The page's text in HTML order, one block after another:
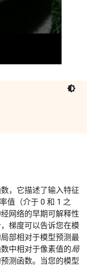
，它描述了输入特征
值（介于 0 和 1 之
网络的早期可解释性
梯度可以告诉您在模
部相对于模型预测最
中相对于像素值的局
测函数。当您的模型